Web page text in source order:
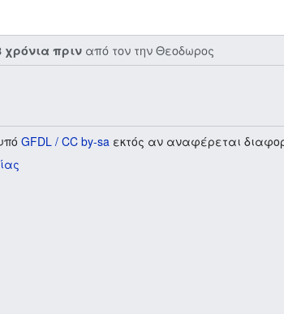
χρόνια πριν από τον τηνΘεοδωρος
GFDL / CC by-sa εκτός αν αναφέρεται